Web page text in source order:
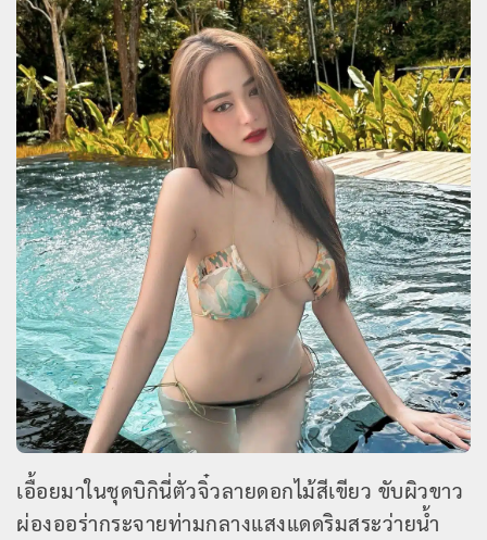
เอื้อยมาในชุดบิกินี่ตัวจิ๋วลายดอกไม้สีเขียว ขับผิวขาว
ผ่องออร่ากระจายท่ามกลางแสงแดดริมสระว่ายน้ำ